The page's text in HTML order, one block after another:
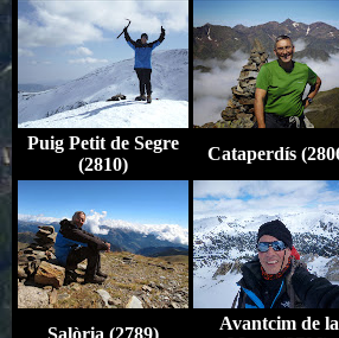
Puig Petit de Segre
(2810)
Cataperdís
Salòria (2789)
Avantcim de la